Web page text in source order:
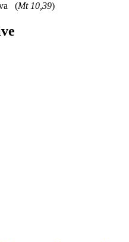
(Mt 10,39)